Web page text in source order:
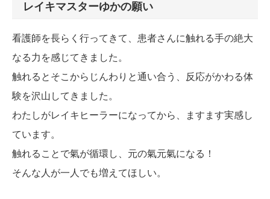
レイキマスターゆかの願い
看護師を長らく行ってきて、患者さんに触れる手の絶大
なる力を感じてきました。
触れるとそこからじんわりと通い合う、反応がかわる体
験を沢山してきました。
わたしがレイキヒーラーになってから、ますます実感し
ています。
触れることで氣が循環し、元の氣元氣になる！
そんな人が一人でも増えてほしい。